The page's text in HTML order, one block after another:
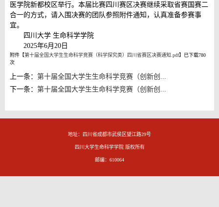
医学院新都校区举行。本届比赛四川赛区决赛继续采取省赛国赛二
合一的方式，请入围决赛的团队参照附件通知，认真准备参赛事
宜。
四川大学 生命科学学院
2025年6月20日
附件【第十届全国大学生生命科学竞赛（科学探究类）四川省赛区决赛通知.pdf】已下载780
次
上一条： 第十届全国大学生生命科学竞赛（创新创...
下一条： 第十届全国大学生生命科学竞赛（创新创...
地址：四川省成都市武侯区望江路29号
四川大学生命科学学院 版权所有
邮编：610064